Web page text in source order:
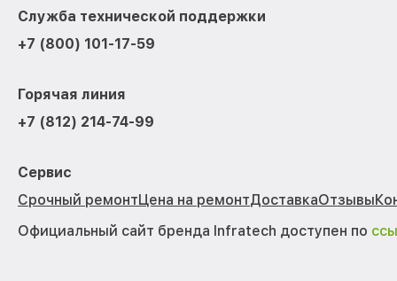
Служба технической поддержки
+7 (800) 101-17-59
Горячая линия
+7 (812) 214-74-99
Сервис
Срочный ремонтЦена на ремонтДоставкаОтзывы
Официальный сайт бренда Infratech доступен по